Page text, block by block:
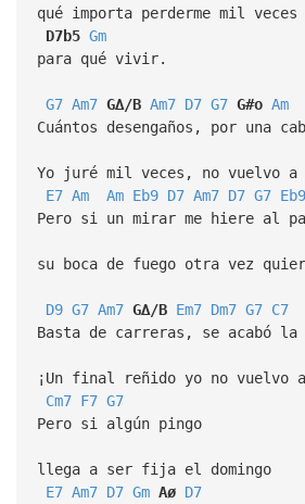
qué importa perderme mil
D7b5 Gm
para qué vivir.
G7 Am7 G∆/B Am7 D7 G7 G#o Am
Cuántos desengaños, por una
Yo juré mil veces, no vuelvo
E7 Am Am Eb9 D7 Am7 D7 G7 Eb9
Pero si un mirar me hiere al
su boca de fuego otra vez
D9 G7 Am7 G∆/B Em7 Dm7 G7 C7
Basta de carreras, se acabó la
¡Un final reñido yo no vuelvo
Cm7 F7 G7
Pero si algún pingo
llega a ser fija el domingo
E7 Am7 D7 Gm Aø D7